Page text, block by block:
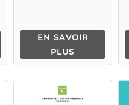
EN SAVOIR
PLUS